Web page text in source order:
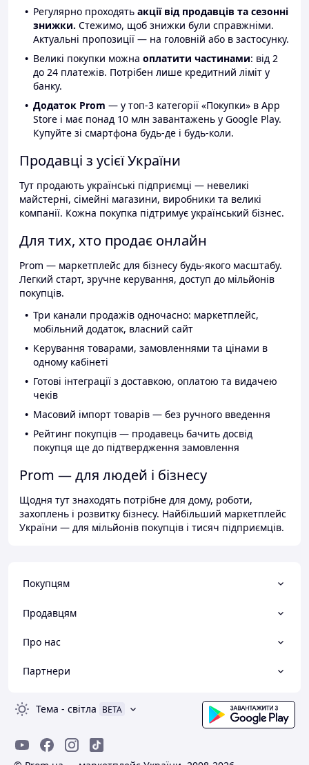
Регулярно проходять акції від продавців та сезонні
знижки. Стежимо, щоб знижки були справжніми.
Актуальні пропозиції — на головній або в застосунку.
Великі покупки можна оплатити частинами: від 2
до 24 платежів. Потрібен лише кредитний ліміт у
банку.
Додаток Prom — у топ-3 категорії «Покупки» в App
Store і має понад 10 млн завантажень у Google Play.
Купуйте зі смартфона будь-де і будь-коли.
Продавці з усієї України
Тут продають українські підприємці — невеликі
майстерні, сімейні магазини, виробники та великі
компанії. Кожна покупка підтримує український бізнес.
Для тих, хто продає онлайн
Prom — маркетплейс для бізнесу будь-якого масштабу.
Легкий старт, зручне керування, доступ до мільйонів
покупців.
Три канали продажів одночасно: маркетплейс,
мобільний додаток, власний сайт
Керування товарами, замовленнями та цінами в
одному кабінеті
Готові інтеграції з доставкою, оплатою та видачею
чеків
Масовий імпорт товарів — без ручного введення
Рейтинг покупців — продавець бачить досвід
покупця ще до підтвердження замовлення
Prom — для людей і бізнесу
Щодня тут знаходять потрібне для дому, роботи,
захоплень і розвитку бізнесу. Найбільший маркетплейс
України — для мільйонів покупців і тисяч підприємців.
Покупцям
Продавцям
Про нас
Партнери
Тема - світла BETA